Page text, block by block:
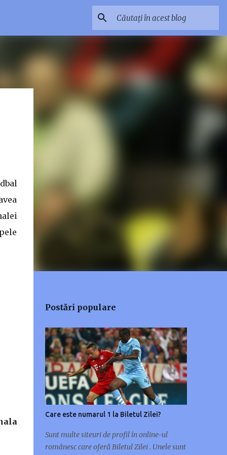
Postări populare
Care este numarul 1 la Biletul Zilei?
Sunt multe siteuri de profil în online-ul
românesc care oferă Biletul Zilei . Unele sunt